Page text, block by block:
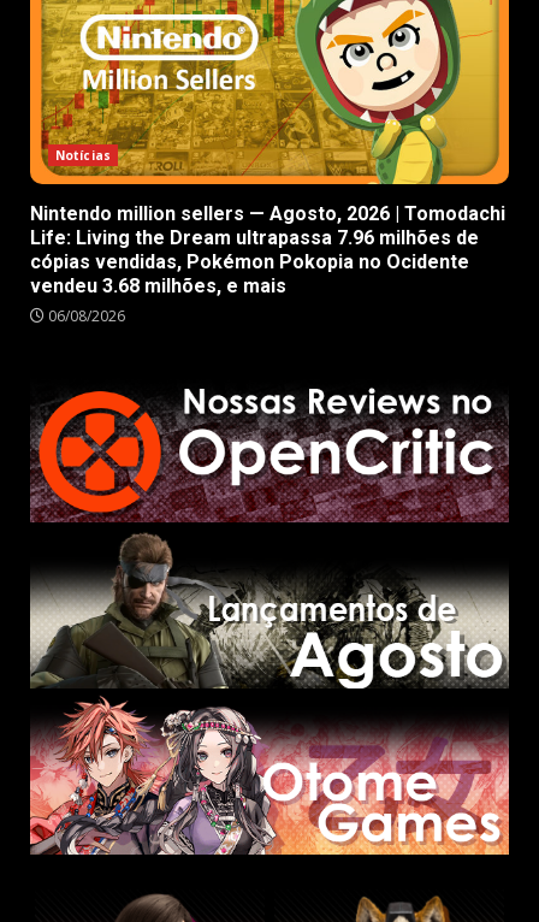
Notícias
Nintendo million sellers — Agosto, 2026 | Tomodachi
Life: Living the Dream ultrapassa 7.96 milhões de
cópias vendidas, Pokémon Pokopia no Ocidente
vendeu 3.68 milhões, e mais
06/08/2026